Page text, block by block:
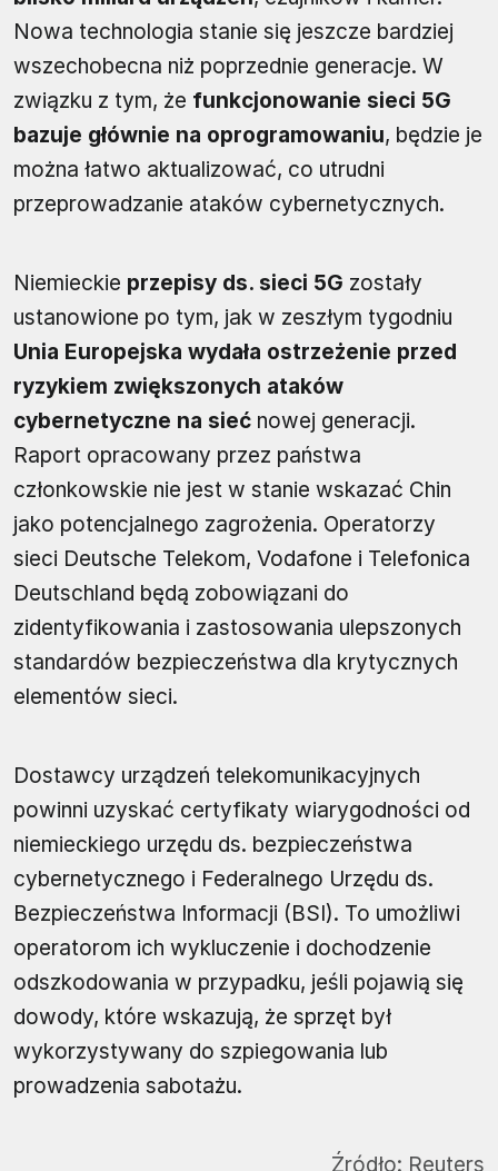
Nowa technologia stanie się jeszcze bardziej
wszechobecna niż poprzednie generacje. W
związku z tym, że funkcjonowanie sieci 5G
bazuje głównie na oprogramowaniu, będzie je
można łatwo aktualizować, co utrudni
przeprowadzanie ataków cybernetycznych.
Niemieckie przepisy ds. sieci 5G zostały
ustanowione po tym, jak w zeszłym tygodniu
Unia Europejska wydała ostrzeżenie przed
ryzykiem zwiększonych ataków
cybernetyczne na sieć nowej generacji.
Raport opracowany przez państwa
członkowskie nie jest w stanie wskazać Chin
jako potencjalnego zagrożenia. Operatorzy
sieci Deutsche Telekom, Vodafone i Telefonica
Deutschland będą zobowiązani do
zidentyfikowania i zastosowania ulepszonych
standardów bezpieczeństwa dla krytycznych
elementów sieci.
Dostawcy urządzeń telekomunikacyjnych
powinni uzyskać certyfikaty wiarygodności od
niemieckiego urzędu ds. bezpieczeństwa
cybernetycznego i Federalnego Urzędu ds.
Bezpieczeństwa Informacji (BSI). To umożliwi
operatorom ich wykluczenie i dochodzenie
odszkodowania w przypadku, jeśli pojawią się
dowody, które wskazują, że sprzęt był
wykorzystywany do szpiegowania lub
prowadzenia sabotażu.
Źródło: Reuters